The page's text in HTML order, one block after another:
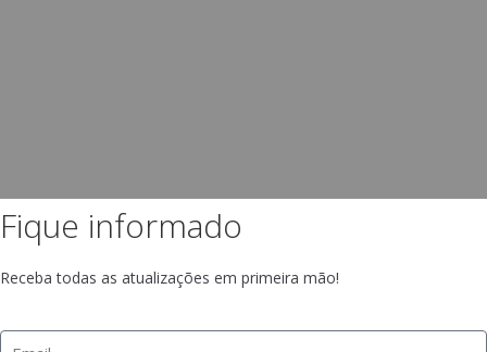
Fique informado
Receba todas as atualizações em primeira mão!